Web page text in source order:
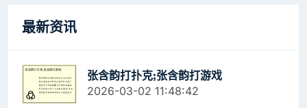
最新资讯
张含韵打扑克;张含韵打游戏
2026-03-02 11:48:42